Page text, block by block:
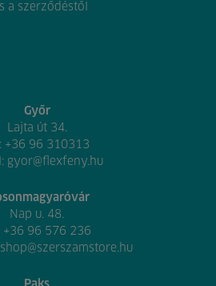
a szerződéstől
Győr
Lajta út 34.
+36 96 310313
gyor@flexfeny.hu
Nap u. 48.
+36 96 576 236